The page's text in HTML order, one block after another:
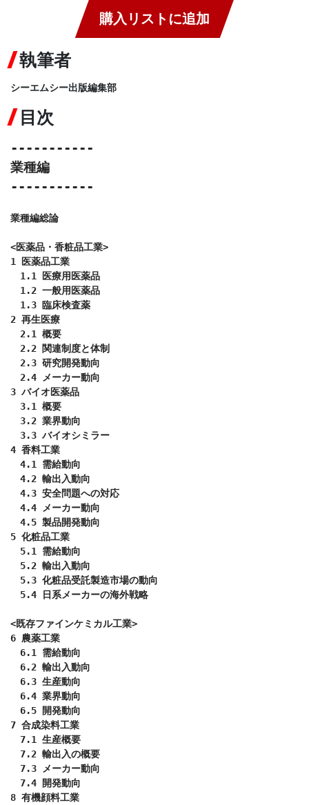
購入リストに追加
執筆者
シーエムシー出版編集部
目次
-----------
業種編
-----------
業種編総論
<医薬品・香粧品工業>
1 医薬品工業
1.1 医療用医薬品
1.2 一般用医薬品
1.3 臨床検査薬
2 再生医療
2.1 概要
2.2 関連制度と体制
2.3 研究開発動向
2.4 メーカー動向
3 バイオ医薬品
3.1 概要
3.2 業界動向
3.3 バイオシミラー
4 香料工業
4.1 需給動向
4.2 輸出入動向
4.3 安全問題への対応
4.4 メーカー動向
4.5 製品開発動向
5 化粧品工業
5.1 需給動向
5.2 輸出入動向
5.3 化粧品受託製造市場の動向
5.4 日系メーカーの海外戦略
<既存ファインケミカル工業>
6 農薬工業
6.1 需給動向
6.2 輸出入動向
6.3 生産動向
6.4 業界動向
6.5 開発動向
7 合成染料工業
7.1 生産概要
7.2 輸出入の概要
7.3 メーカー動向
7.4 開発動向
8 有機顔料工業